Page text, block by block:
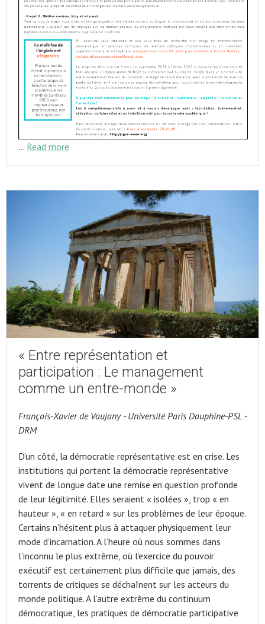
… Read more
« Entre représentation et
participation : Le management
comme un entre-monde »
François-Xavier de Vaujany - Université Paris Dauphine-PSL -
DRM
D’un côté, la démocratie représentative est en crise. Les
institutions qui portent la démocratie représentative
vivent de longue date une remise en question profonde
de leur légitimité. Elles seraient « isolées », trop « en
hauteur », « en retard » sur les problèmes de leur époque.
Certains n’hésitent plus à attaquer physiquement leur
mode d’incarnation. A l’heure où nous sommes dans
l’inconnu le plus extrême, où l’exercice du pouvoir
exécutif est certainement plus difficile que jamais, des
torrents de critiques se déchaînent sur les acteurs du
monde politique. A l’autre extrême du continuum
démocratique, les pratiques de démocratie participative